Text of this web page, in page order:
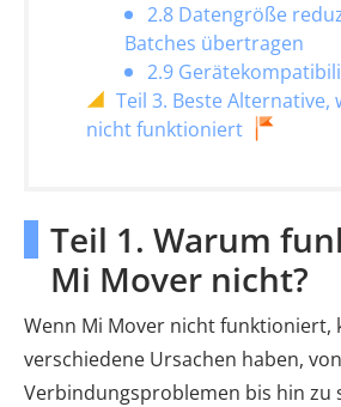
2.8 Datengröße
Batches übertragen
2.9
Teil 3. Beste Alternative,
nicht funktioniert
Teil 1. Warum
Mi Mover nicht?
Wenn Mi Mover nicht funktioniert,
verschiedene Ursachen haben,
Verbindungsproblemen bis hin zu